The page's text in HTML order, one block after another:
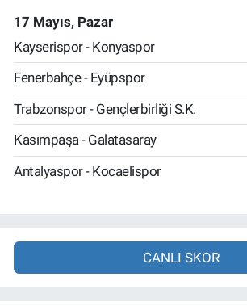
17 Mayıs, Pazar
Kayserispor - Konyaspor
Fenerbahçe - Eyüpspor
Trabzonspor - Gençlerbirliği S.K.
Kasımpaşa - Galatasaray
Antalyaspor - Kocaelispor
CANLI SKOR